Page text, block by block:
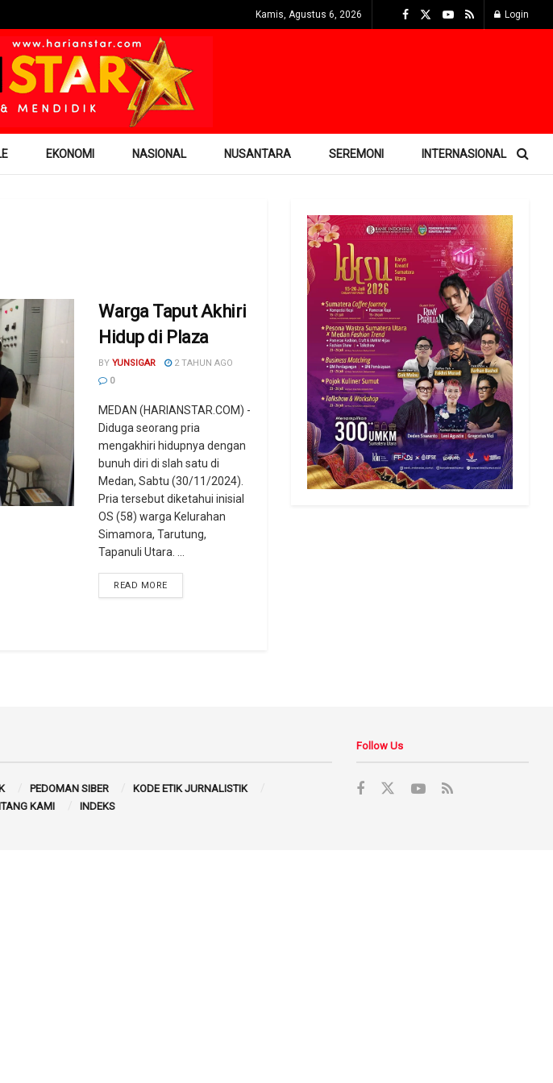
Kamis, Agustus 6, 2026 Login
EKONOMI NASIONAL NUSANTARA SEREMONI INTERNASIONAL
Warga Taput Akhiri
Hidup di Plaza
BY YUNSIGAR
2 TAHUN AGO
0
MEDAN (HARIANSTAR.COM) -
Diduga seorang pria
mengakhiri hidupnya dengan
bunuh diri di slah satu di
Medan, Sabtu (30/11/2024).
Pria tersebut diketahui inisial
OS (58) warga Kelurahan
Simamora, Tarutung,
Tapanuli Utara. ...
READ MORE
PEDOMAN SIBER
KODE ETIK JURNALISTIK
KAMI INDEKS
Follow Us